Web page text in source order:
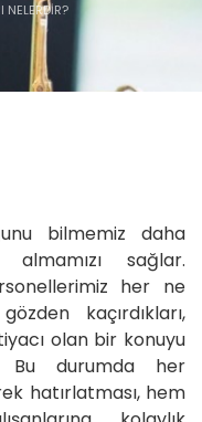
NELERDIR?
bilmemiz daha
sağlar.
her ne
kaçırdıkları,
olan bir konuyu
Bu durumda her
hatırlatması, hem